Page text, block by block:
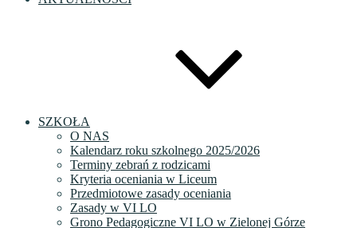
SZKOŁA
O NAS
Kalendarz roku szkolnego 2025/2026
Terminy zebrań z rodzicami
Kryteria oceniania w Liceum
Przedmiotowe zasady oceniania
Zasady w VI LO
Grono Pedagogiczne VI LO w Zielonej Górze